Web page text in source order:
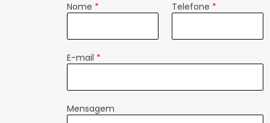
Nome * Telefone *
E-mail *
Mensagem